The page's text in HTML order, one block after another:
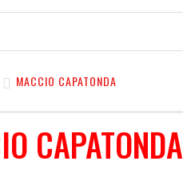
MACCIO CAPATONDA
CAPATONDA